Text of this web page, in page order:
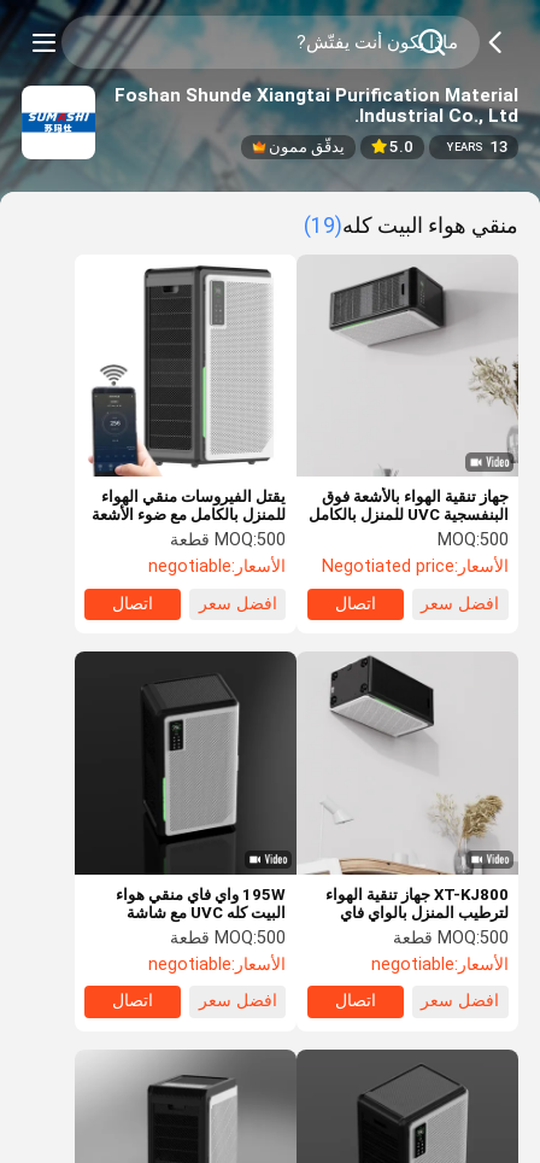
Foshan Shunde Xiangtai Purification Material
Industrial Co., Ltd.
13
YEARS
5.0 يدقّق ممون
منقي هواء البيت كله(19)
يقتل الفيروسات منقي الهواء
للمنزل بالكامل مع ضوء الأشعة
من RoHS
MOQ:500 قطعة
الأسعار:negotiable
افضل سعر
اتصال
جهاز تنقية الهواء بالأشعة فوق
البنفسجية UVC للمنزل بالكامل
مع فلتر الكربون المنشط
MOQ:500
الأسعار:Negotiated price
افضل سعر
اتصال
195W واي فاي منقي هواء
البيت كله UVC مع شاشة
مراقبةMOQ:500 قطعة
الأسعار:negotiable
افضل سعر
اتصال
XT-KJ800 جهاز تنقية الهواء
لترطيب المنزل بالواي فاي
والتحكم في محرك التيار
المستمر
MOQ:500 قطعة
الأسعار:negotiable
افضل سعر
اتصال